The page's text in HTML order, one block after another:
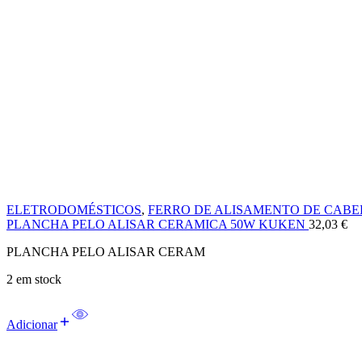
ELETRODOMÉSTICOS, FERRO DE ALISAMENTO DE
PLANCHA PELO ALISAR CERAMICA 50W KUKEN 32,03 €
PLANCHA PELO ALISAR CERAM
2 em stock
Adicionar